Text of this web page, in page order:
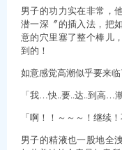
男子的功力实在非常，
潜一深〞的插入法，把
意的穴里塞了整个棒儿
到的！
如意感觉高潮似乎要来
「我…快..要..达..到高…
「啊！！～～～！继续！
男子的精液也一股地全